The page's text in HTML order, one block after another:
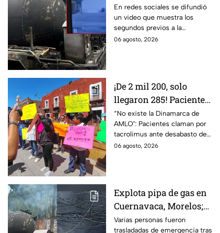
explosión de pipa de
gas en Cuernavaca,
Morelos
En redes sociales se difundió
un video que muestra los
segundos previos a la
explosión de una pipa de gas
06 agosto, 2026
¡De 2 mil 200, solo
llegaron 285! Pacientes
claman por
medicamentos ante
desabasto en IMSS
Puebla
“No existe la Dinamarca de
AMLO": Pacientes claman por
tacrolimus ante desabasto de
medicamentos en hospital del
06 agosto, 2026
Explota pipa de gas en
Cuernavaca, Morelos;
se reportan más de 20
Varias personas fueron
trasladadas de emergencia tras